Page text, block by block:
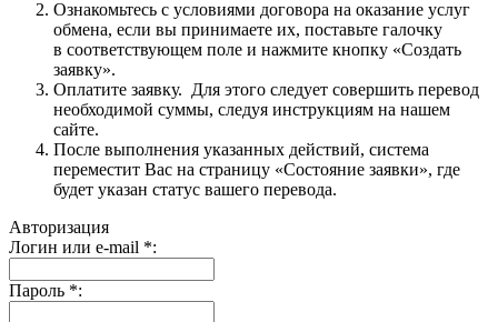
Ознакомьтесь с условиями договора на оказание услуг
обмена, если вы принимаете их, поставьте галочку
в соответствующем поле и нажмите кнопку «Создать
заявку».
Оплатите заявку. Для этого следует совершить перевод
необходимой суммы, следуя инструкциям на нашем
сайте.
После выполнения указанных действий, система
переместит Вас на страницу «Состояние заявки», где
будет указан статус вашего перевода.
Авторизация
Логин или e-mail *:
Пароль *: